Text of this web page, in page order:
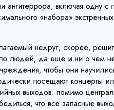
включая одну с
«набора»
недруг, скорее,
людей, да еще и ни о чем
чтобы они
посещают концерты
выходов: помимо
что все запасные